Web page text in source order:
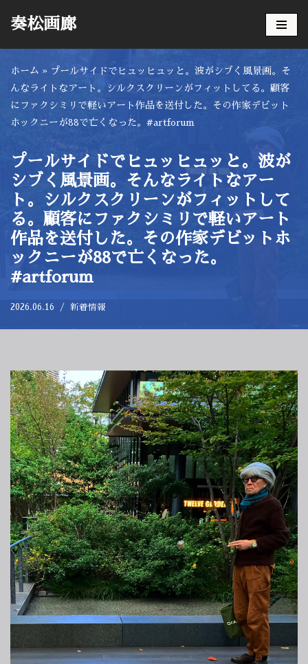
テ
ン
ツ
へ
キ
ッ
プ
奏松画廊
ホーム » プールサイドでヒュッヒュッと。波がシブく風景画。そ
んなライトなアート。シルクスクリーンがフィットしてる。顧客
にファクシミリで軽いアート作品を送付した。その作家デビット
ホックニーが88で亡くなった。#artforum
プールサイドでヒュッヒュッと。波が
シブく風景画。そんなライトなアー
ト。シルクスクリーンがフィットして
る。顧客にファクシミリで軽いアート
作品を送付した。その作家デビットホ
ックニーが88で亡くなった。
#artforum
2026.06.16 新着情報